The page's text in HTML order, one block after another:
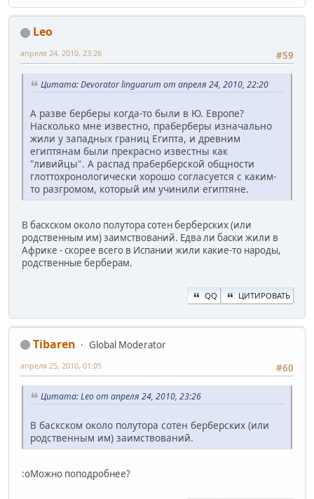
Leo
#59
апреля 24, 2010, 23:26
Цитата: Devorator linguarum от апреля 24, 2010, 22:20
А разве берберы когда-то были в Ю. Европе?
Насколько мне известно, праберберы изначально
жили у западных границ Египта, и древним
египтянам были прекрасно известны как
"ливийцы". А распад праберберской общности
глоттохронологически хорошо согласуется с каким-
то разгромом, который им учинили египтяне.
В баскском около полутора сотен берберских (или
родственным им) заимствований. Едва ли баски жили в
Африке - скорее всего в Испании жили какие-то народы,
родственные берберам.
QQ ЦИТИРОВАТЬ
Tibaren
Global Moderator
#60
апреля 25, 2010, 01:05
Цитата: Leo от апреля 24, 2010, 23:26
В баскском около полутора сотен берберских (или
родственным им) заимствований.
:oМожно поподробнее?